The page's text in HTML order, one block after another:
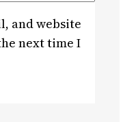
and website
next time I